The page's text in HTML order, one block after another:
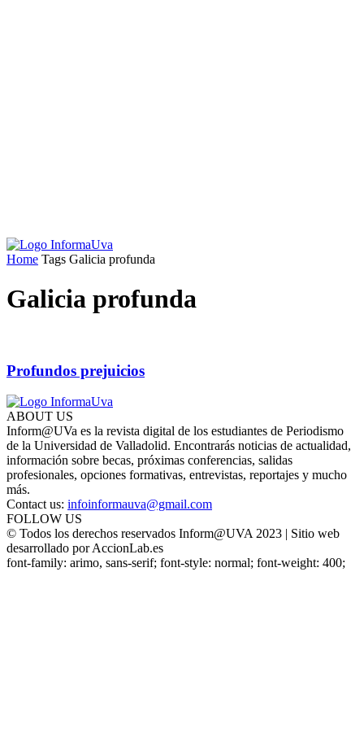
Home Tags Galicia profunda
Galicia profunda
Profundos prejuicios
ABOUT US
Inform@UVa es la revista digital de los estudiantes de Periodismo
de la Universidad de Valladolid. Encontrarás noticias de actualidad,
información sobre becas, próximas conferencias, salidas
profesionales, opciones formativas, entrevistas, reportajes y mucho
más.
Contact us: infoinformauva@gmail.com
FOLLOW US
© Todos los derechos reservados Inform@UVA 2023 | Sitio web
desarrollado por AccionLab.es
font-family: arimo, sans-serif; font-style: normal; font-weight: 400;